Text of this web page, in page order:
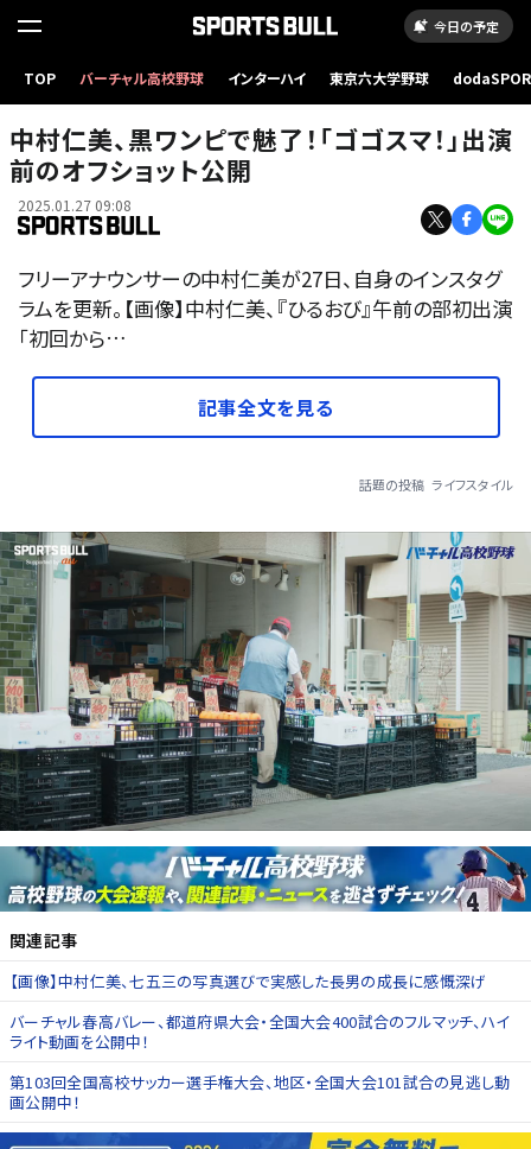
今日の予定
TOP バーチャル高校野球 インターハイ 東京六大学野球
中村仁美、黒ワンピで魅了！「ゴゴスマ！」出演
前のオフショット公開
2025.01.27 09:08
フリーアナウンサーの中村仁美が27日、自身のインスタグ
ラムを更新。【画像】中村仁美、『ひるおび』午前の部初出演
「初回から…
記事全文を見る
話題の投稿 ライフスタイル
関連記事
【画像】中村仁美、七五三の写真選びで実感した長男の成長に感慨深げ
バーチャル春高バレー、都道府県大会・全国大会400試合のフルマッチ、ハイ
ライト動画を公開中！
第103回全国高校サッカー選手権大会、地区・全国大会101試合の見逃し動
画公開中！